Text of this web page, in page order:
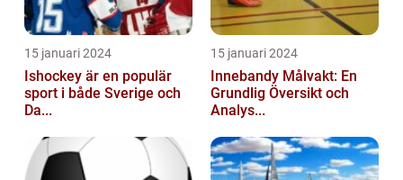
15 januari 2024
Ishockey är en populär
sport i både Sverige och
Da...
15 januari 2024
Innebandy Målvakt: En
Grundlig Översikt och
Analys...